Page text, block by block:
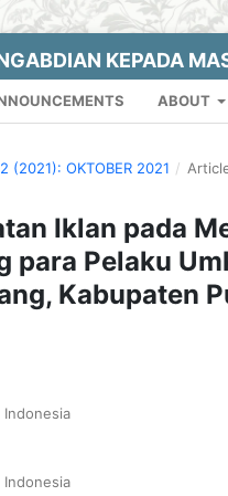
KEPADA
ABOUT
(2021): OKTOBER 2021 /
Iklan pada
para Pelaku
Kabupaten